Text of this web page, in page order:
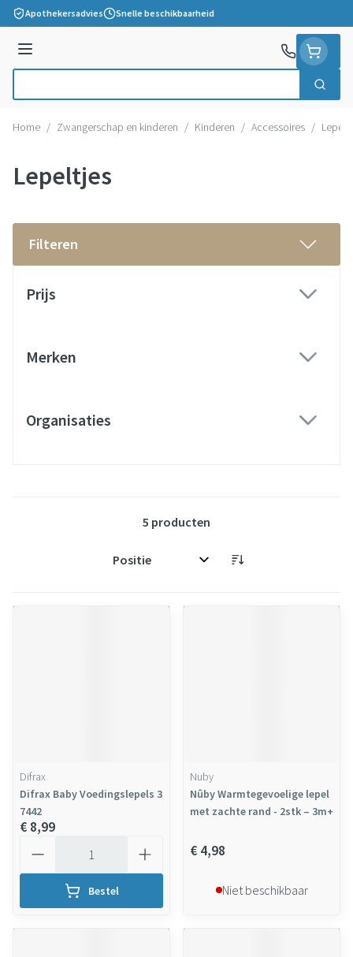
Ga naar de inhoud
Apothekersadvies Snelle beschikbaarheid
Menu
Zoek
Home / Zwangerschap en kinderen / Kinderen / Accessoires /
Lepeltjes
Filteren
Prijs
Merken
Organisaties
5 producten
Sorteer op:
Difrax
Difrax Baby Voedingslepels 3
7442
€ 8,99
Bestel
Nuby
Nûby Warmtegevoelige lepel
met zachte rand - 2stk – 3m+
€ 4,98
Niet beschikbaar